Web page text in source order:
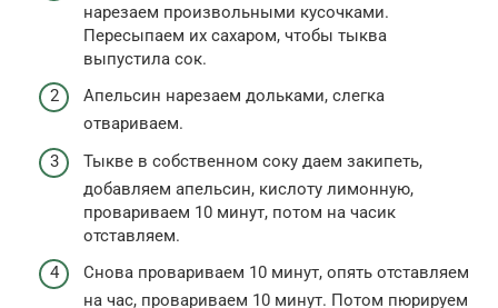
нарезаем произвольными кусочками.
Пересыпаем их сахаром, чтобы тыква
выпустила сок.
Апельсин нарезаем дольками, слегка
отвариваем.
Тыкве в собственном соку даем закипеть,
добавляем апельсин, кислоту лимонную,
провариваем 10 минут, потом на часик
отставляем.
Снова провариваем 10 минут, опять отставляем
на час, провариваем 10 минут. Потом пюрируем